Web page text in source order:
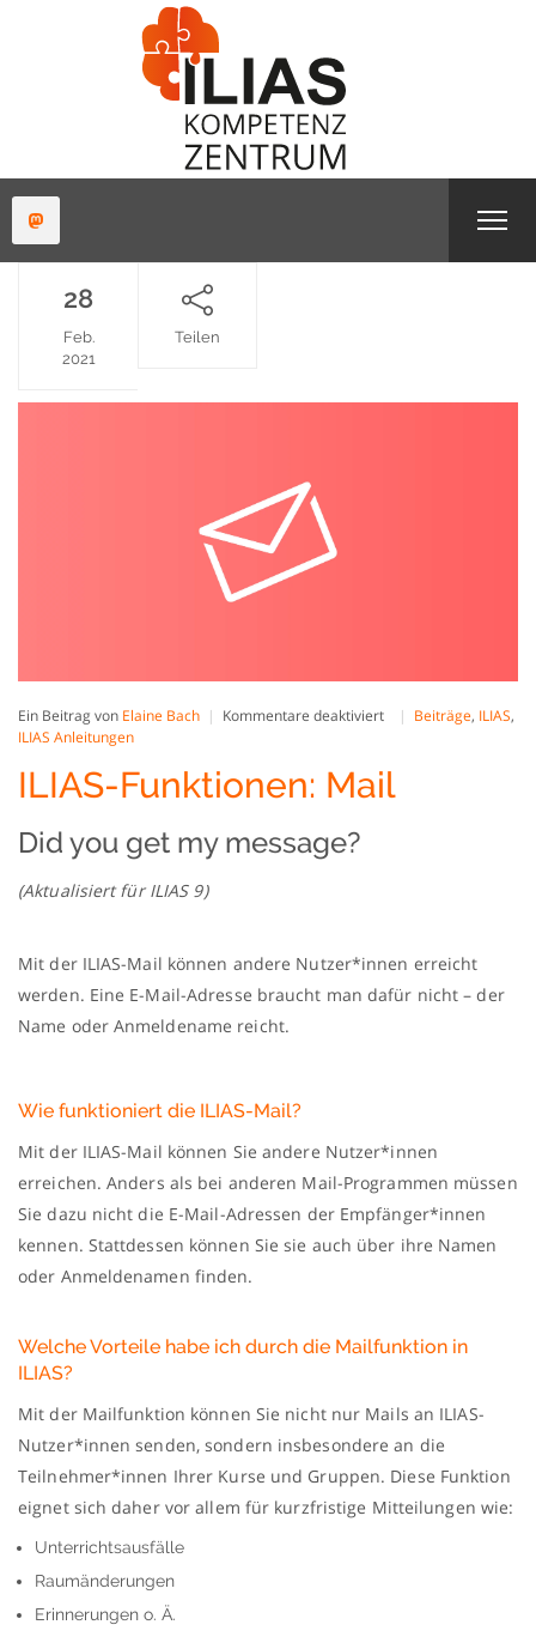
28
Feb.
2021
Teilen
Ein Beitrag von Elaine Bach Kommentare deaktiviertfür
Mail
Beiträge, ILIAS,
ILIAS Anleitungen
ILIAS-Funktionen: Mail
Did you get my message?
(Aktualisiert für ILIAS 9)
Mit der ILIAS-Mail können andere Nutzer*innen erreicht
werden. Eine E-Mail-Adresse braucht man dafür nicht – der
Name oder Anmeldename reicht.
Wie funktioniert die ILIAS-Mail?
Mit der ILIAS-Mail können Sie andere Nutzer*innen
erreichen. Anders als bei anderen Mail-Programmen müssen
Sie dazu nicht die E-Mail-Adressen der Empfänger*innen
kennen. Stattdessen können Sie sie auch über ihre Namen
oder Anmeldenamen finden.
Welche Vorteile habe ich durch die Mailfunktion in
ILIAS?
Mit der Mailfunktion können Sie nicht nur Mails an ILIAS-
Nutzer*innen senden, sondern insbesondere an die
Teilnehmer*innen Ihrer Kurse und Gruppen. Diese Funktion
eignet sich daher vor allem für kurzfristige Mitteilungen wie:
Unterrichtsausfälle
Raumänderungen
Erinnerungen o. Ä.